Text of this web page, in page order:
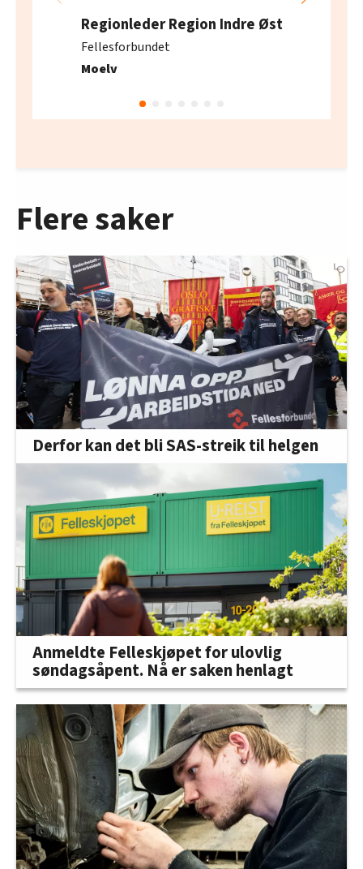
Regionleder Region Indre Øst
Fellesforbundet
Moelv
Flere saker
Derfor kan det bli SAS-streik til helgen
Anmeldte Felleskjøpet for ulovlig
søndagsåpent. Nå er saken henlagt